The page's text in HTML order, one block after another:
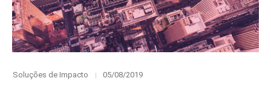
Category
Soluções de Impacto
Posted
05/08/2019